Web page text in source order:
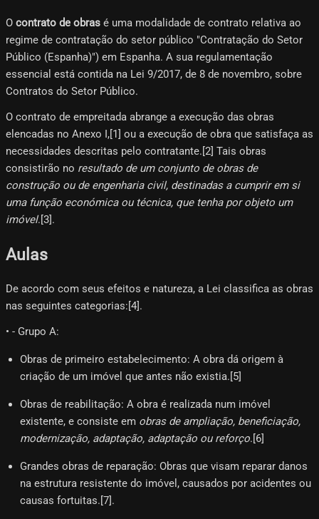
O contrato de obras é uma modalidade de contrato relativa ao
regime de contratação do setor público "Contratação do Setor
Público (Espanha)") em Espanha. A sua regulamentação
essencial está contida na Lei 9/2017, de 8 de novembro, sobre
Contratos do Setor Público.
O contrato de empreitada abrange a execução das obras
elencadas no Anexo I,[1]​ ou a execução de obra que satisfaça as
necessidades descritas pelo contratante.[2]​ Tais obras
consistirão no resultado de um conjunto de obras de
construção ou de engenharia civil, destinadas a cumprir em si
uma função económica ou técnica, que tenha por objeto um
imóvel.[3]​.
Aulas
De acordo com seus efeitos e natureza, a Lei classifica as obras
nas seguintes categorias:[4]​.
• - Grupo A:
Obras de primeiro estabelecimento: A obra dá origem à
criação de um imóvel que antes não existia.[5]​
Obras de reabilitação: A obra é realizada num imóvel
existente, e consiste em obras de ampliação, beneficiação,
modernização, adaptação, adaptação ou reforço.[6]​
Grandes obras de reparação: Obras que visam reparar danos
na estrutura resistente do imóvel, causados por acidentes ou
causas fortuitas.[7]​.